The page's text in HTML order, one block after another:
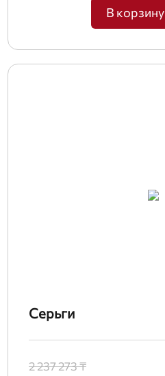
В корзину
Серьги
2 237 273 ₸